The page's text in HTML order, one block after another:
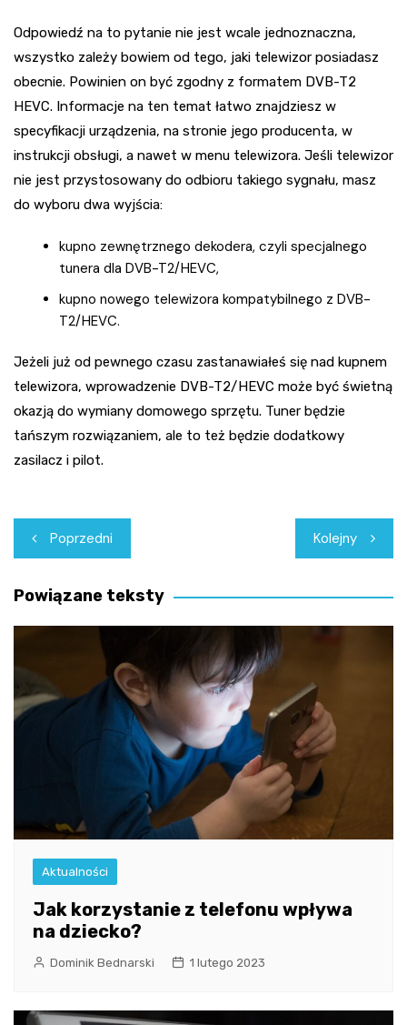
Odpowiedź na to pytanie nie jest wcale jednoznaczna,
wszystko zależy bowiem od tego, jaki telewizor posiadasz
obecnie. Powinien on być zgodny z formatem DVB-T2
HEVC. Informacje na ten temat łatwo znajdziesz w
specyfikacji urządzenia, na stronie jego producenta, w
instrukcji obsługi, a nawet w menu telewizora. Jeśli telewizor
nie jest przystosowany do odbioru takiego sygnału, masz
do wyboru dwa wyjścia:
kupno zewnętrznego dekodera, czyli specjalnego
tunera dla DVB-T2/HEVC,
kupno nowego telewizora kompatybilnego z DVB-
T2/HEVC.
Jeżeli już od pewnego czasu zastanawiałeś się nad kupnem
telewizora, wprowadzenie DVB-T2/HEVC może być świetną
okazją do wymiany domowego sprzętu. Tuner będzie
tańszym rozwiązaniem, ale to też będzie dodatkowy
zasilacz i pilot.
Nawigacja
wpisu
Poprzedni Kolejny
Powiązane teksty
Aktualności
Jak korzystanie z telefonu wpływa
na dziecko?
Dominik Bednarski 1 lutego 2023